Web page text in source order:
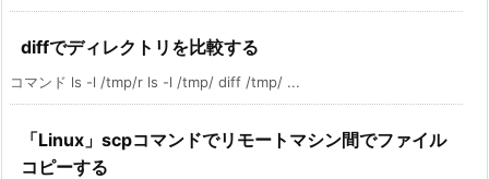
diffでディレクトリを比較する
コマンド ls -l /tmp/r ls -l /tmp/ diff /tmp/ ...
「Linux」scpコマンドでリモートマシン間でファイル
コピーする